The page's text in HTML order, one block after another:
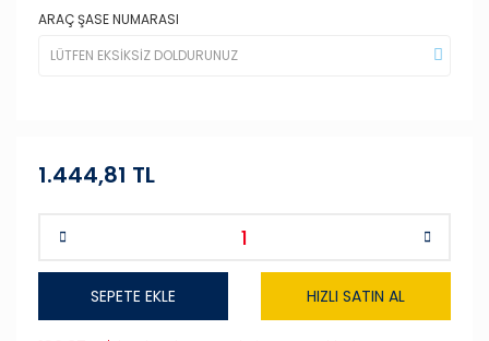
ARAÇ ŞASE NUMARASI
1.444,81 TL
SEPETE EKLE HIZLI SATIN AL